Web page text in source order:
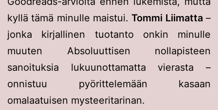
kyllä tämä minulle maistui.Tommi Liimatta–
jonka kirjallinen tuotanto onkin minulle
muuten Absoluuttisen nollapisteen
sanoituksia lukuunottamatta vierasta –
onnistuu pyörittelemään kasaan
omalaatuisen mysteeritarinan.